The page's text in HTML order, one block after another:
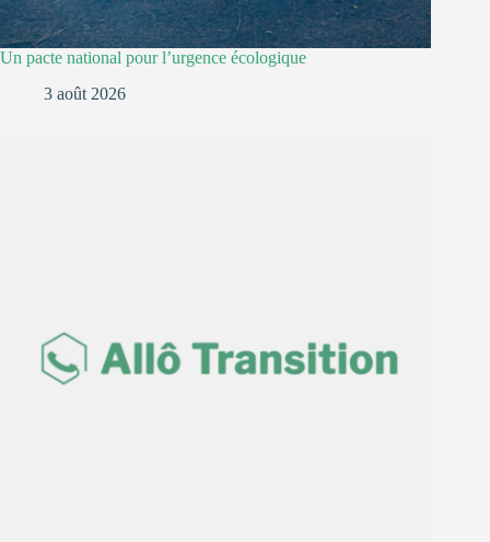
Un pacte national pour l’urgence écologique
3 août 2026